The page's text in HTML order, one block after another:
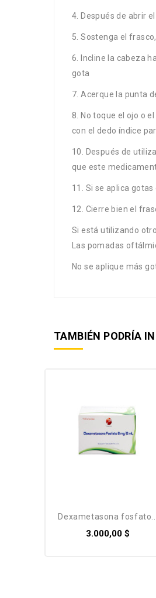
4. Después de abrir
5. Sostenga el
6. Incline la cabeza
gota
7. Acerque la punta
8. No toque el ojo o
con el dedo índice
10. Después de
que este
11. Si se aplica
12. Cierre bien el
Si está utilizando
Las pomadas
No se aplique más
TAMBIÉN PODRÍA
dexametasona fosfato...
3.000,00 $